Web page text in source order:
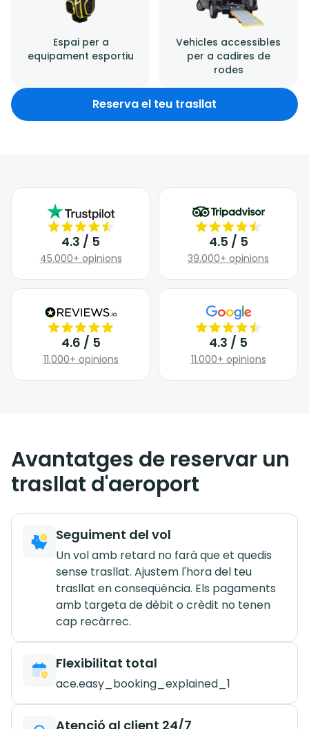
Espai per a
equipament esportiu
Vehicles accessibles
per a cadires de
rodes
Reserva el teu trasllat
4.3 / 5
45.000+ opinions
4.5 / 5
39.000+ opinions
4.6 / 5
11.000+ opinions
4.3 / 5
11.000+ opinions
Avantatges de reservar un
trasllat d'aeroport
Seguiment del vol
Un vol amb retard no farà que et quedis
sense trasllat. Ajustem l'hora del teu
trasllat en conseqüència. Els pagaments
amb targeta de dèbit o crèdit no tenen
cap recàrrec.
Flexibilitat total
ace.easy_booking_explained_1
Atenció al client 24/7